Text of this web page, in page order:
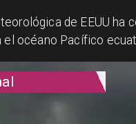
de EEUU ha
el océano Pacífico